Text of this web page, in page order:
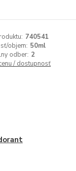
740541
objem: 50ml
odber: 2
/ dostupnosť